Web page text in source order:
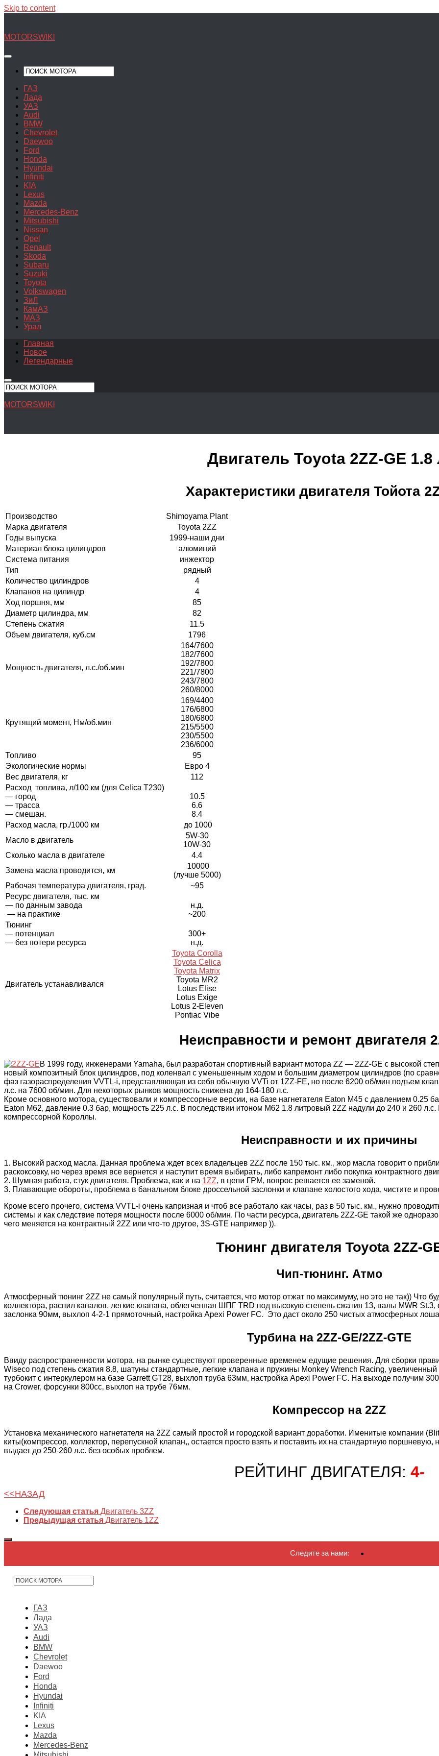
Skip to content
MOTORSWIKI
ГАЗ
Лада
УАЗ
Audi
BMW
Chevrolet
Daewoo
Ford
Honda
Hyundai
Infiniti
KIA
Lexus
Mazda
Mercedes-Benz
Mitsubishi
Nissan
Opel
Renault
Skoda
Subaru
Suzuki
Toyota
Volkswagen
ЗиЛ
КамАЗ
МАЗ
Урал
Главная
Новое
Легендарные
MOTORSWIKI
Двигатель Toyota 2ZZ-GE 1.8
Характеристики двигателя Тойота
Производство
Shimoyama Plant
Марка двигателя
Toyota 2ZZ
Годы выпуска
1999-наши дни
Материал блока цилиндров
алюминий
Система питания
инжектор
Тип
рядный
Количество цилиндров
4
Клапанов на цилиндр
4
Ход поршня, мм
85
Диаметр цилиндра, мм
82
Степень сжатия
11.5
Объем двигателя, куб.см
1796
Мощность двигателя, л.с./об.мин
164/7600
182/7600
192/7800
221/7800
243/7800
260/8000
Крутящий момент, Нм/об.мин
169/4400
176/6800
180/6800
215/5500
230/5500
236/6000
Топливо
95
Экологические нормы
Евро 4
Вес двигателя, кг
112
Расход топлива, л/100 км (для Celica T230)
— город
— трасса
— смешан.
10.5
6.6
8.4
Расход масла, гр./1000 км
до 1000
Масло в двигатель
5W-30
10W-30
Сколько масла в двигателе
4.4
Замена масла проводится, км
10000
(лучше 5000)
Рабочая температура двигателя, град.
~95
Ресурс двигателя, тыс. км
— по данным завода
— на практике
н.д.
~200
Тюнинг
— потенциал
— без потери ресурса
300+
н.д.
Двигатель устанавливался
Toyota Corolla
Toyota Celica
Toyota Matrix
Toyota MR2
Lotus Elise
Lotus Exige
Lotus 2-Eleven
Pontiac Vibe
Неисправности и ремонт двигателя
В 1999 году, инженерами Yamaha, был разработан спортивный вариант мотора ZZ — 2ZZ-GE с высокой
новый композитный блок цилиндров, под коленвал с уменьшенным ходом и большим диаметром цилиндров (по
фаз газораспределения VVTL-i, представляющая из себя обычную VVTi от 1ZZ-FE, но после 6200 об/мин подъем
л.с. на 7600 об/мин. Для некоторых рынков мощность снижена до 164-180 л.с.
Кроме основного мотора, существовали и компрессорные версии, на базе нагнетателя Eaton M45 с давлением 0.25
Eaton M62, давление 0.3 бар, мощность 225 л.с. В последствии итоном М62 1.8 литровый 2ZZ надули до 240 и 260
компрессорной Короллы.
Неисправности и их причины
1. Высокий расход масла. Данная проблема ждет всех владельцев 2ZZ после 150 тыс. км., жор масла говорит о
раскоксовку, но через время все вернется и наступит время выбирать, либо капремонт либо покупка контрактного
2. Шумная работа, стук двигателя. Проблема, как и на 1ZZ, в цепи ГРМ, вопрос решается ее заменой.
3. Плавающие обороты, проблема в банальном блоке дроссельной заслонки и клапане холостого хода, чистите и
Кроме всего прочего, система VVTL-i очень капризная и чтоб все работало как часы, раз в 50 тыс. км., нужно
системы и как следствие потеря мощности после 6000 об/мин. По части ресурса, двигатель 2ZZ-GE такой же
чего меняется на контрактный 2ZZ или что-то другое, 3S-GTE например )).
Тюнинг двигателя Toyota 2ZZ-
Чип-тюнинг. Атмо
Атмосферный тюнинг 2ZZ не самый популярный путь, считается, что мотор отжат по максимуму, но это не так)) Что
коллектора, распил каналов, легкие клапана, облегченная ШПГ TRD под высокую степень сжатия 13, валы MWR
заслонка 90мм, выхлоп 4-2-1 прямоточный, настройка Apexi Power FC. Это даст около 250 чистых атмосферных
Турбина на 2ZZ-GE/2ZZ-GTE
Ввиду распространенности мотора, на рынке существуют проверенные временем едущие решения. Для сборки
Wiseco под степень сжатия 8.8, шатуны стандартные, легкие клапана и пружины Monkey Wrench Racing,
турбокит с интеркулером на базе Garrett GT28, выхлоп труба 63мм, настройка Apexi Power FC. На выходе получим
на Crower, форсунки 800сс, выхлоп на трубе 76мм.
Компрессор на 2ZZ
Установка механического нагнетателя на 2ZZ самый простой и городской вариант доработки. Именитые компании
киты(компрессор, коллектор, перепускной клапан,, остается просто взять и поставить их на стандартную
выдает до 250-260 л.с. без особых проблем.
РЕЙТИНГ ДВИГАТЕЛЯ: 4-
<<НАЗАД
Следующая статья Двигатель 3ZZ
Предыдущая статья Двигатель 1ZZ
Следите за нами:
ГАЗ
Лада
УАЗ
Audi
BMW
Chevrolet
Daewoo
Ford
Honda
Hyundai
Infiniti
KIA
Lexus
Mazda
Mercedes-Benz